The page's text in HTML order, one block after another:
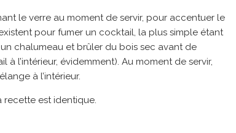
le verre au moment de servir, pour accentuer le
pour fumer un cocktail, la plus simple étant
chalumeau et brûler du bois sec avant de
à l’intérieur, évidemment). Au moment de servir,
à l’intérieur.
recette est identique.